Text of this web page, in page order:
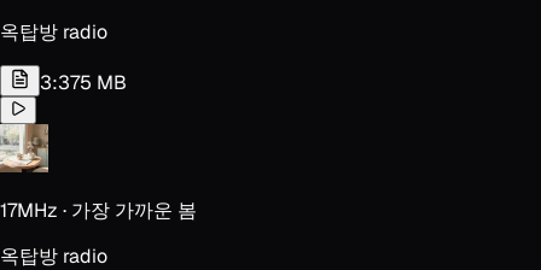
옥탑방 radio
3:375 MB
17MHz · 가장 가까운 봄
옥탑방 radio